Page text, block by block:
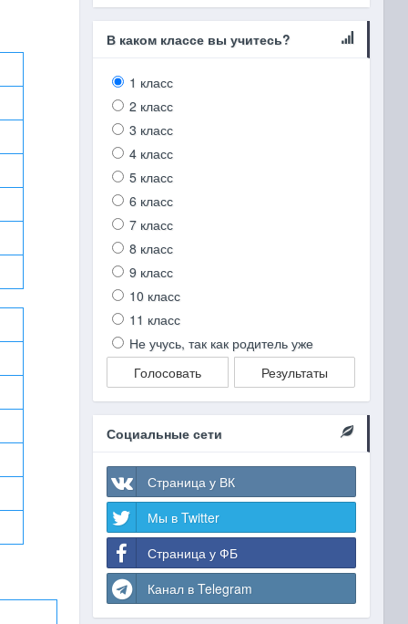
В каком классе вы учитесь?
1 класс
2 класс
3 класс
4 класс
5 класс
6 класс
7 класс
8 класс
9 класс
10 класс
11 класс
Не учусь, так как родитель уже
Голосовать
Результаты
Социальные сети
Страница у ВК
Мы в Twitter
Страница у ФБ
Канал в Telegram